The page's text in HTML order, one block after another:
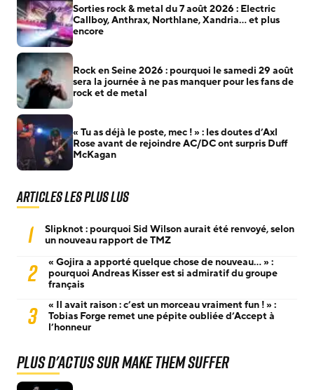
Sorties rock & metal du 7 août 2026 : Electric
Callboy, Anthrax, Northlane, Xandria… et plus
encore
Rock en Seine 2026 : pourquoi le samedi 29 août
sera la journée à ne pas manquer pour les fans de
rock et de metal
« Tu as déjà le poste, mec ! » : les doutes d’Axl
Rose avant de rejoindre AC/DC ont surpris Duff
McKagan
Articles les plus lus
1
Slipknot : pourquoi Sid Wilson aurait été renvoyé, selon
un nouveau rapport de TMZ
2
« Gojira a apporté quelque chose de nouveau… » :
pourquoi Andreas Kisser est si admiratif du groupe
français
3
« Il avait raison : c’est un morceau vraiment fun ! » :
Tobias Forge remet une pépite oubliée d’Accept à
l’honneur
Plus d'actus sur Make Them Suffer